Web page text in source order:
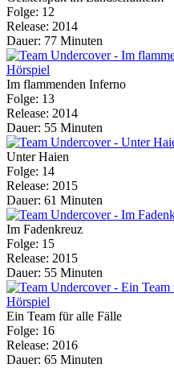
Folge: 12
Release: 2014
Dauer: 77 Minuten
Im flammenden Inferno
Folge: 13
Release: 2014
Dauer: 55 Minuten
Unter Haien
Folge: 14
Release: 2015
Dauer: 61 Minuten
Im Fadenkreuz
Folge: 15
Release: 2015
Dauer: 55 Minuten
Ein Team für alle Fälle
Folge: 16
Release: 2016
Dauer: 65 Minuten